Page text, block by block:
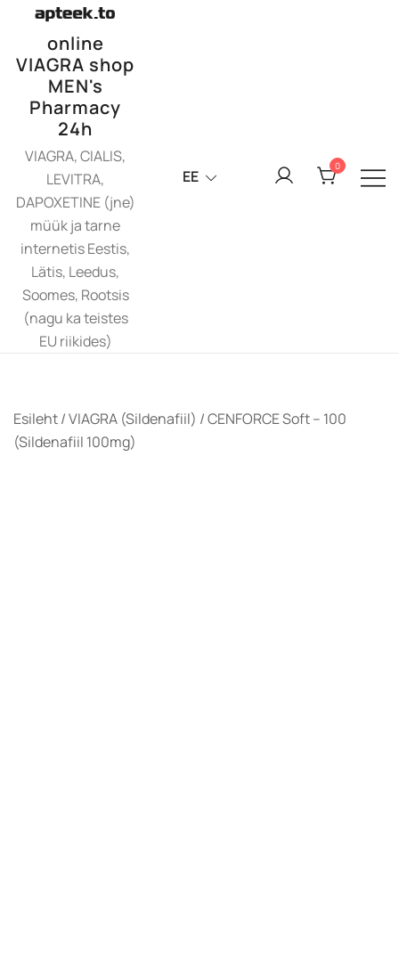
content
online
VIAGRA shop
MEN's
Pharmacy
24h
VIAGRA, CIALIS,
LEVITRA,
DAPOXETINE (jne)
müük ja tarne
internetis Eestis,
Lätis, Leedus,
Soomes, Rootsis
(nagu ka teistes
EU riikides)
EE
0
Esileht/VIAGRA (Sildenafiil) / CENFORCE Soft – 100
(Sildenafiil 100mg)